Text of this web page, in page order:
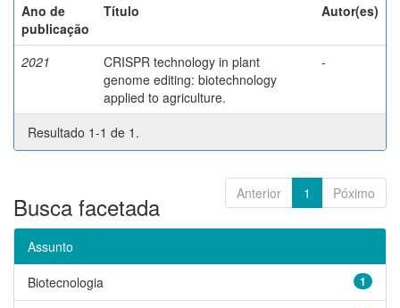
Ano de
publicação
Título Autor(es)
2021
CRISPR technology in plant
genome editing: biotechnology
applied to agriculture.
-
Resultado 1-1 de 1.
Anterior 1 Póximo
Busca facetada
Assunto
1
Biotecnologia